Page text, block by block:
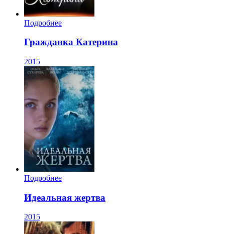
Подробнее
Гражданка Катерина
2015
Подробнее
Идеальная жертва
2015